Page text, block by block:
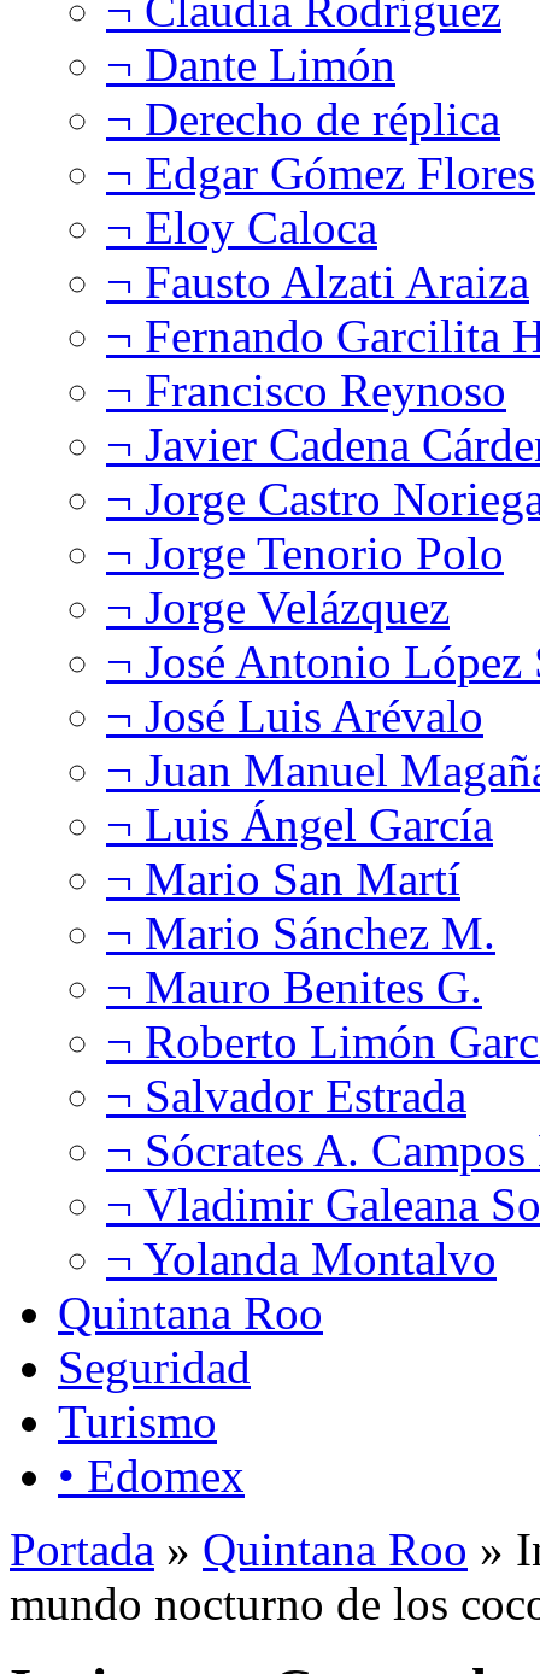
¬ Dante Limón
¬ Derecho de réplica
¬ Edgar Gómez Flores
¬ Eloy Caloca
¬ Fausto Alzati Araiza
¬ Fernando Garcilita
¬ Francisco Reynoso
¬ Javier Cadena
¬ Jorge Castro
¬ Jorge Tenorio Polo
¬ Jorge Velázquez
¬ José Antonio López
¬ José Luis Arévalo
¬ Juan Manuel
¬ Luis Ángel García
¬ Mario San Martí
¬ Mario Sánchez M.
¬ Mauro Benites G.
¬ Roberto Limón
¬ Salvador Estrada
¬ Sócrates A.
¬ Vladimir Galeana
¬ Yolanda Montalvo
Quintana Roo
Seguridad
Turismo
• Edomex
Portada » Quintana Roo »
mundo nocturno de los